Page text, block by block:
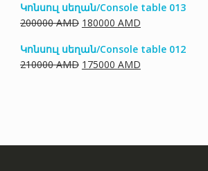
was:
210000 AMD.
is:
175000 AMD.
Կոնսուլ սեղան/Console table 013
200000AMD Original
was:
200000 AMD.
180000 AMDCurrent
is:
180000 AMD.
Կոնսուլ սեղան/Console table 012
210000AMD Original
175000 AMDCurrent